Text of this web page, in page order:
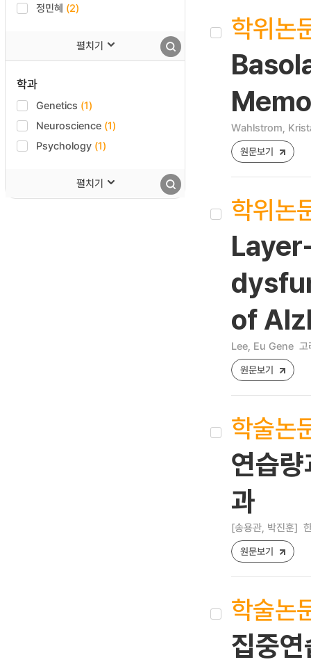
정민혜 (2)
펼치기
학과
Genetics (1)
Neuroscience (1)
Psychology (1)
펼치기
학위논
Wahlstrom,
원문보기
학위논
of
Lee, Eu Gene
원문보기
학술논
연습
과
[송용관, 박진훈]
원문보기
학술논
집중